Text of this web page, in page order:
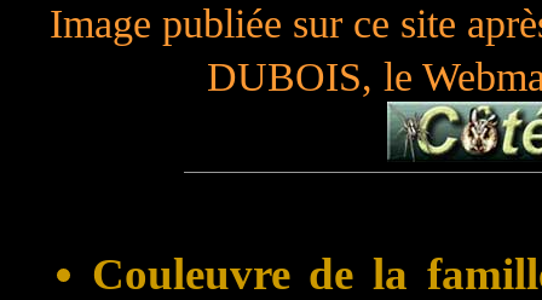
Image publiée sur ce site
DUBOIS, le
Couleuvre de la